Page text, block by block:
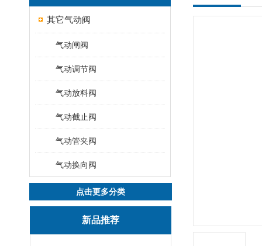
其它气动阀
气动闸阀
气动调节阀
气动放料阀
气动截止阀
气动管夹阀
气动换向阀
点击更多分类
新品推荐